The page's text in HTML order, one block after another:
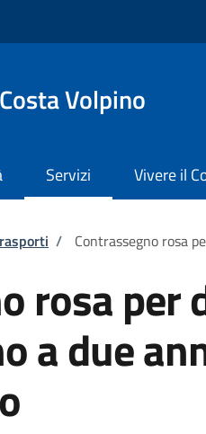
Volpino
Servizi Vivere il
/ Contrassegno rosa
rosa per
a due